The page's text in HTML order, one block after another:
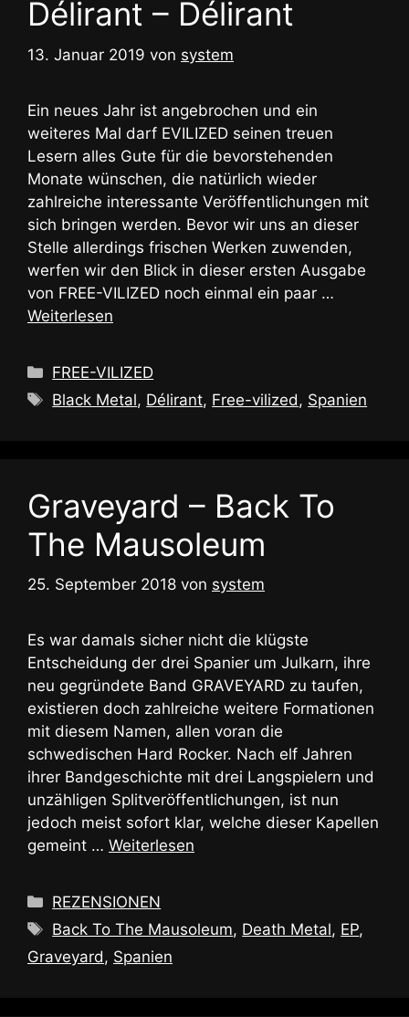
Délirant – Délirant
13. Januar 2019 von system
Ein neues Jahr ist angebrochen und ein
weiteres Mal darf EVILIZED seinen treuen
Lesern alles Gute für die bevorstehenden
Monate wünschen, die natürlich wieder
zahlreiche interessante Veröffentlichungen mit
sich bringen werden. Bevor wir uns an dieser
Stelle allerdings frischen Werken zuwenden,
werfen wir den Blick in dieser ersten Ausgabe
von FREE-VILIZED noch einmal ein paar …
Weiterlesen
Kategorien
FREE-VILIZED
Schlagwörter
Black Metal, Délirant, Free-vilized, Spanien
Graveyard – Back To
The Mausoleum
25. September 2018 von system
Es war damals sicher nicht die klügste
Entscheidung der drei Spanier um Julkarn, ihre
neu gegründete Band GRAVEYARD zu taufen,
existieren doch zahlreiche weitere Formationen
mit diesem Namen, allen voran die
schwedischen Hard Rocker. Nach elf Jahren
ihrer Bandgeschichte mit drei Langspielern und
unzähligen Splitveröffentlichungen, ist nun
jedoch meist sofort klar, welche dieser Kapellen
gemeint … Weiterlesen
Kategorien
REZENSIONEN
Schlagwörter
Back To The Mausoleum, Death Metal, EP,
Graveyard, Spanien